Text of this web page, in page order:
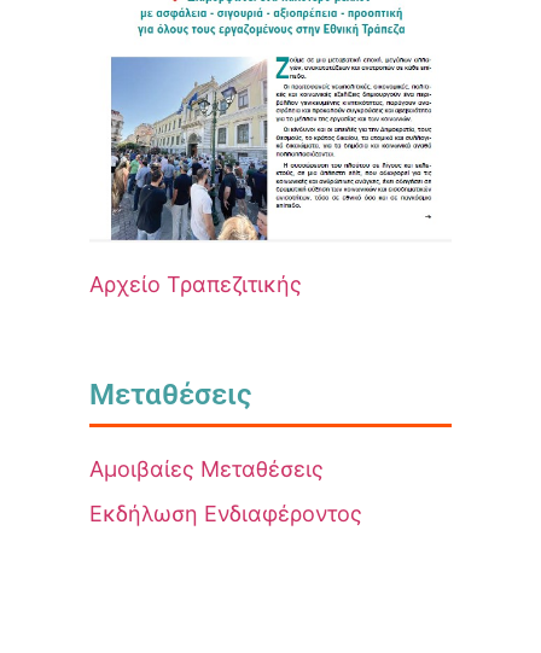
Αρχείο Τραπεζιτικής
Μεταθέσεις
Αμοιβαίες Μεταθέσεις
Εκδήλωση Ενδιαφέροντος